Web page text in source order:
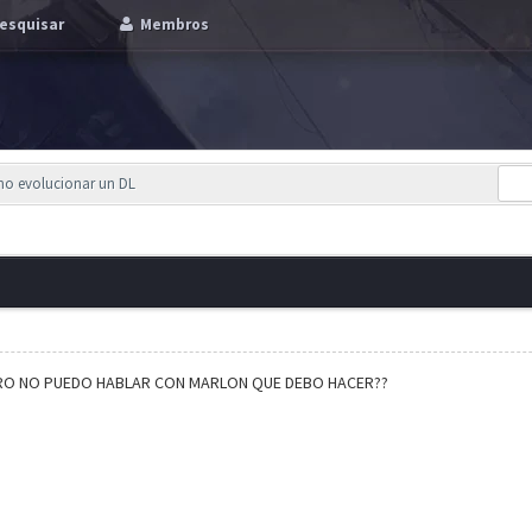
Membros
evolucionar un DL
PUEDO HABLAR CON MARLON QUE DEBO HACER??